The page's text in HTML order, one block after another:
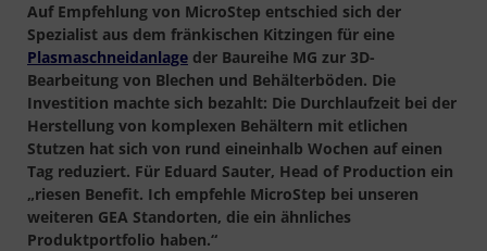
Auf Empfehlung von MicroStep entschied sich der
Spezialist aus dem fränkischen Kitzingen für eine
Plasmaschneidanlage der Baureihe MG zur 3D-
Bearbeitung von Blechen und Behälterböden. Die
Investition machte sich bezahlt: Die Durchlaufzeit bei der
Herstellung von komplexen Behältern mit etlichen
Stutzen hat sich von rund eineinhalb Wochen auf einen
Tag reduziert. Für Eduard Sauter, Head of Production ein
„riesen Benefit. Ich empfehle MicroStep bei unseren
weiteren GEA Standorten, die ein ähnliches
Produktportfolio haben.“